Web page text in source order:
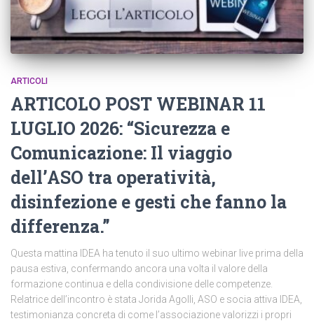
ARTICOLI
ARTICOLO POST WEBINAR 11
LUGLIO 2026: “Sicurezza e
Comunicazione: Il viaggio
dell’ASO tra operatività,
disinfezione e gesti che fanno la
differenza.”
Questa mattina IDEA ha tenuto il suo ultimo webinar live prima della
pausa estiva, confermando ancora una volta il valore della
formazione continua e della condivisione delle competenze.
Relatrice dell’incontro è stata Jorida Agolli, ASO e socia attiva IDEA,
testimonianza concreta di come l’associazione valorizzi i propri